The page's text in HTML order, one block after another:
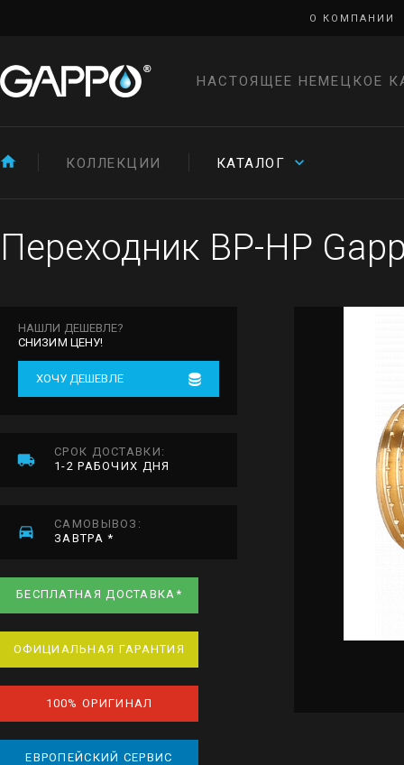
О КОМПАНИИ
НАСТОЯЩЕЕ НЕМЕЦКОЕ
КОЛЛЕКЦИИ КАТАЛОГ
Переходник ВР-НР
НАШЛИ ДЕШЕВЛЕ?
СНИЗИМ ЦЕНУ!
ХОЧУ ДЕШЕВЛЕ
СРОК ДОСТАВКИ:
1-2 РАБОЧИХ ДНЯ
САМОВЫВОЗ:
ЗАВТРА *
БЕСПЛАТНАЯ ДОСТАВКА*
ОФИЦИАЛЬНАЯ ГАРАНТИЯ
100% ОРИГИНАЛ
ЕВРОПЕЙСКИЙ СЕРВИС